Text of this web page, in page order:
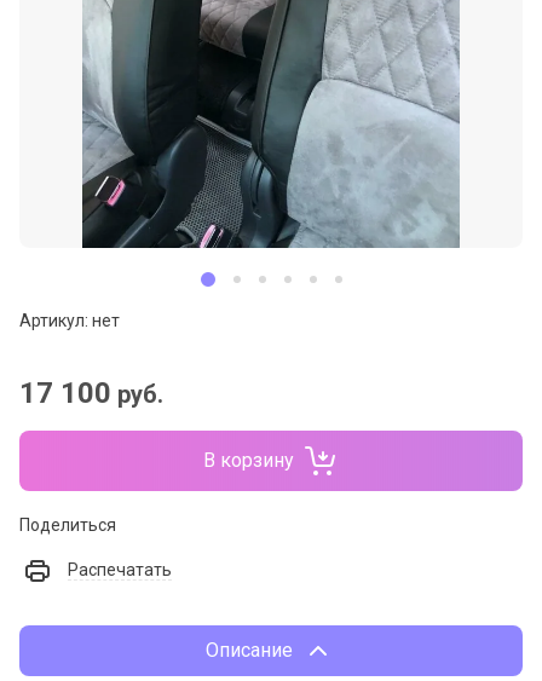
Артикул: нет
17 100 руб.
В корзину
Поделиться
Распечатать
Описание